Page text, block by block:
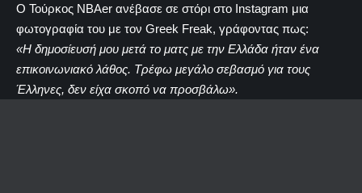
Ο Τούρκος NBAer ανέβασε σε στόρι στο Instagram μια
φωτογραφία του με τον Greek Freak, γράφοντας πως:
«Η δημοσίευσή μου μετά το ματς με την Ελλάδα ήταν ένα
επικοινωνιακό λάθος. Τρέφω μεγάλο σεβασμό για τους
Έλληνες, δεν είχα σκοπό να προσβάλω».